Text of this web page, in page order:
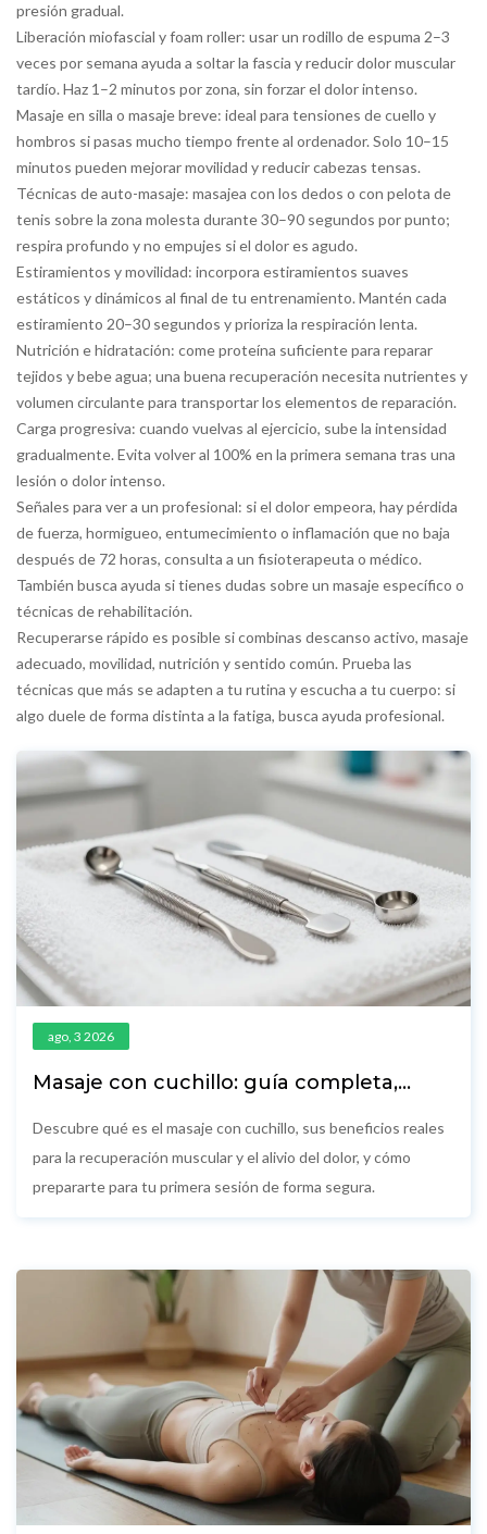
presión gradual.
Liberación miofascial y foam roller: usar un rodillo de espuma 2–3
veces por semana ayuda a soltar la fascia y reducir dolor muscular
tardío. Haz 1–2 minutos por zona, sin forzar el dolor intenso.
Masaje en silla o masaje breve: ideal para tensiones de cuello y
hombros si pasas mucho tiempo frente al ordenador. Solo 10–15
minutos pueden mejorar movilidad y reducir cabezas tensas.
Técnicas de auto-masaje: masajea con los dedos o con pelota de
tenis sobre la zona molesta durante 30–90 segundos por punto;
respira profundo y no empujes si el dolor es agudo.
Estiramientos y movilidad: incorpora estiramientos suaves
estáticos y dinámicos al final de tu entrenamiento. Mantén cada
estiramiento 20–30 segundos y prioriza la respiración lenta.
Nutrición e hidratación: come proteína suficiente para reparar
tejidos y bebe agua; una buena recuperación necesita nutrientes y
volumen circulante para transportar los elementos de reparación.
Carga progresiva: cuando vuelvas al ejercicio, sube la intensidad
gradualmente. Evita volver al 100% en la primera semana tras una
lesión o dolor intenso.
Señales para ver a un profesional: si el dolor empeora, hay pérdida
de fuerza, hormigueo, entumecimiento o inflamación que no baja
después de 72 horas, consulta a un fisioterapeuta o médico.
También busca ayuda si tienes dudas sobre un masaje específico o
técnicas de rehabilitación.
Recuperarse rápido es posible si combinas descanso activo, masaje
adecuado, movilidad, nutrición y sentido común. Prueba las
técnicas que más se adapten a tu rutina y escucha a tu cuerpo: si
algo duele de forma distinta a la fatiga, busca ayuda profesional.
ago, 3 2026
Masaje con cuchillo: guía completa,
bienestar
Descubre qué es el masaje con cuchillo, sus beneficios reales
para la recuperación muscular y el alivio del dolor, y cómo
prepararte para tu primera sesión de forma segura.